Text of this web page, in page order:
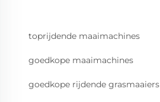
toprijdende maaimachines
goedkope maaimachines
goedkope rijdende grasmaaiers